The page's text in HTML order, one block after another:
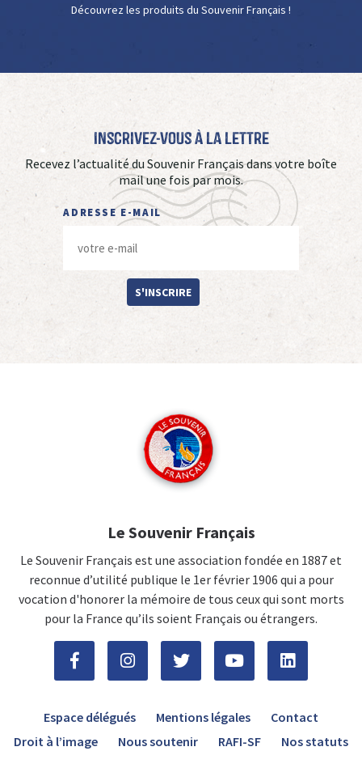
Découvrez les produits du Souvenir Français !
Inscrivez-vous à La Lettre
Recevez l’actualité du Souvenir Français dans votre boîte
mail une fois par mois.
ADRESSE E-MAIL
S'INSCRIRE
Le Souvenir Français
Le Souvenir Français est une association fondée en 1887 et
reconnue d’utilité publique le 1er février 1906 qui a pour
vocation d'honorer la mémoire de tous ceux qui sont morts
pour la France qu’ils soient Français ou étrangers.
Espace délégués Mentions légales
Contact
Droit à l’image
Nous soutenir RAFI-SF Nos statuts